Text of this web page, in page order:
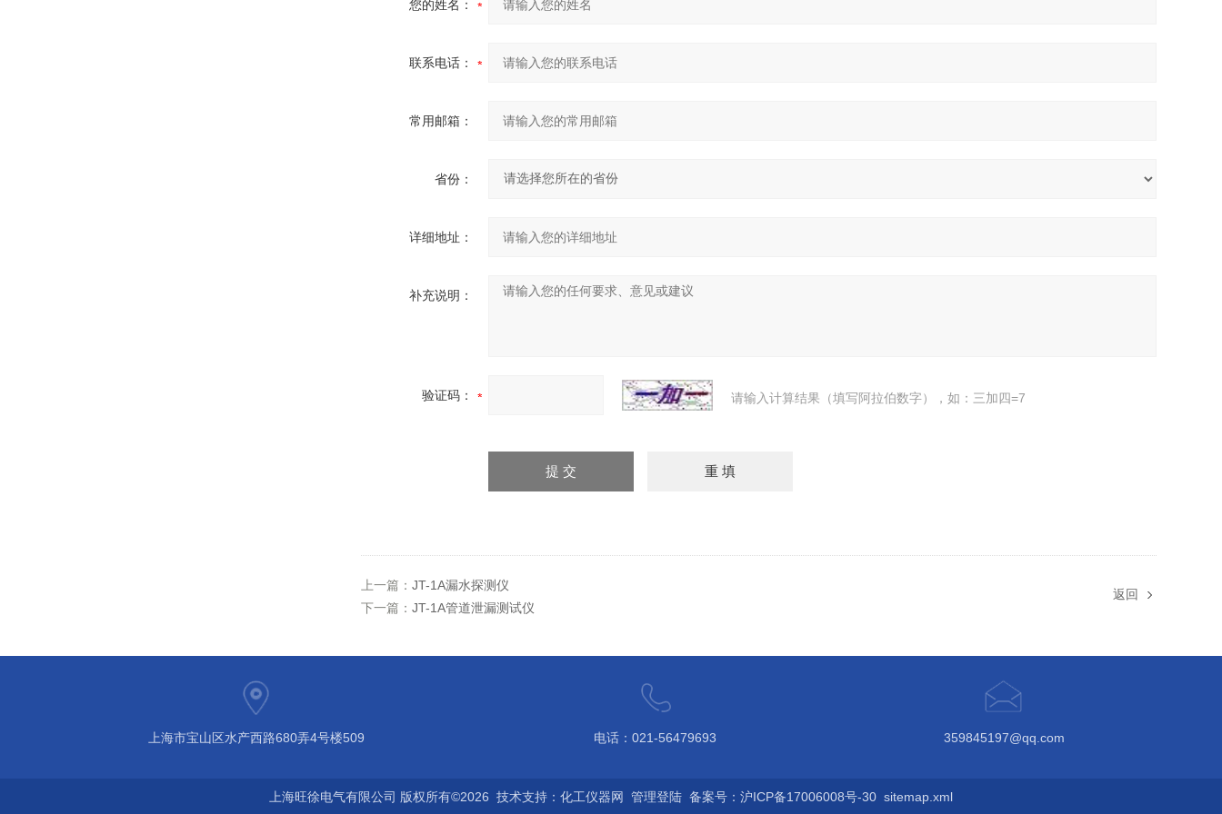
您的姓名：
联系电话：
常用邮箱：
省份：
详细地址：
补充说明：
验证码： 请输入计算结果（填写阿拉伯数字），如：三加四=7
上一篇： JT-1A漏水探测仪
下一篇： JT-1A管道泄漏测试仪
返回
上海市宝山区水产西路680弄4号楼509 电话：021-56479693 359845197@qq.com
上海旺徐电气有限公司 版权所有©2026 技术支持： 化工仪器网 管理登陆 备案号：沪ICP备17006008号-30 sitemap.xml